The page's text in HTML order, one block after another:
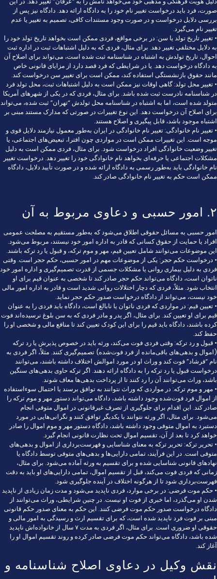
صورت، فرد باید درخواست تغییر نام خود را به دادگاه ارائه دهد. دادگاه نیز پس از
بررسی دلایل درخواست و در صورت وجود مستندات کافی، تصمیم به تغییر یا عدم
تغییر نام می‌گیرد.
• تغییر تاریخ تولد یا سن: در برخی مواقع، فردی ممکن است بخواهد تاریخ تولد خود را
به دلایل مختلفی تغییر دهد. برای مثال، فردی که به دلیل اشتباهات ثبت در اداره ثبت
احوال، تاریخ تولدش به اشتباه در شناسنامه ثبت شده است، می‌تواند برای اصلاح آن
به دادگاه درخواست دهد. یا در شرایطی که فرد قصد دارد از مزایای قانونی خاص
مانند حقوق بازنشستگی استفاده کند، ممکن است برای تغییر سن درخواست کند.
• تغییر محل تولد: گاهی اوقات نیز ممکن است به دلیل اشتباهات ثبت، محل تولد فرد
در شناسنامه نادرست ثبت شده باشد. برای مثال، فردی که در یکی از شهرهای آمریکا
متولد شده است، اما به اشتباه در شناسنامه محل تولدش “تهران” ثبت شده، می‌تواند
برای اصلاح آن درخواست دهد. این نوع تغییرات در صورتی که مدارک مستند مبنی بر
اشتباه موجود باشد، قابل پیگیری و اصلاح هستند.
• تغییر نام خانوادگی: تغییر نام خانوادگی در ایران به‌طور معمول نیازمند دلایل قوی و
موجه است. این تغییرات ممکن است در مواردی چون افترا، تبعیض‌های اجتماعی، یا
تغییر وضعیت خانوادگی افراد درخواست شود. برای مثال، فردی ممکن است به دلیل
مشکلات اجتماعی یا حرفه‌ای بخواهد نام خانوادگی خود را تغییر دهد. درخواست تغییر
نام خانوادگی باید به‌طور رسمی به دادگاه ارائه شده و در صورت تأیید دلایل، دادگاه
ممکن است حکم به تغییر نام خانوادگی صادر کند.
۲. امور حسبی و دعاوی مربوط به آن
امور حسبی به مسائل حقوقی اطلاق می‌شود که به‌طور مستقیم به مصلحت عمومی
افراد یا حمایت از حقوق کسانی که قادر به اداره امور خود نیستند، مربوط می‌شود.
این موضوعات می‌توانند شامل تعیین قیم، مهر و موم ترکه، و قبول یا رد ترکه باشند.
• درخواست حکم حجر: یکی از موضوعات مهم در امور حسبی، حکم حجر است. وقتی
فردی به دلیل بیماری روانی یا مشکلات جسمی از قدرت تصمیم‌گیری و اداره امور خود
ناتوان است، دادگاه می‌تواند حکم حجر صادر کند تا شخصی به عنوان قیم برای او
انتخاب شود. مثلاً، فردی که دچار اختلالات روانی شدید است و قادر به اداره امور مالی
خود نیست، می‌تواند از دادگاه درخواست صدور حکم حجر نماید.
• تعیین قیم: در مواردی که فردی ناتوان یا نابالغ است، دادگاه باید فردی را به عنوان
قیم برای او تعیین کند. برای مثال، اگر پدر و مادر فردی که به سن بلوغ نرسیده‌اند فوت
کرده باشند، دادگاه باید قیم را برای این کودک تعیین کند تا منافع مالی و شخصی او را
حفظ کند.
• قبول و رد ترکه: وقتی فردی فوت می‌کند، ورثه باید در خصوص پذیرش یا رد ترکه
(اموال و بدهی‌های باقی‌مانده از فرد فوت‌شده) تصمیم‌گیری کنند. مثلاً، اگر فردی به
نام “فرشاد” فوت کند و وراث او در مورد اموالش اختلاف داشته باشند، می‌توانند
درخواست قبول یا رد ترکه را به دادگاه ارائه دهند. اگر ترکه حاوی بدهی‌های سنگین
باشد، وراث می‌توانند آن را رد کنند تا از پرداخت بدهی‌ها معاف شوند.
• مهر و موم ترکه: در مواردی که وراث نتوانند به توافق برسند یا احتمال سوءاستفاده
از اموال فرد فوت‌شده وجود داشته باشد، دادگاه می‌تواند دستور مهر و موم ترکه را
صادر کند. این اقدام برای جلوگیری از تصرف غیرقانونی در اموال متوفی انجام
می‌شود. برای مثال، اگر ورثه نتوانند با یکدیگر توافق کنند و نگرانی‌هایی در مورد
دستبرد به اموال متوفی وجود داشته باشد، دادگاه دستور مهر و موم اموال را صادر
خواهد کرد تا بعد از آن، تقسیم اموال تحت نظارت قانونی انجام گیرد.
• تحریر ترکه: تحریر ترکه به معنای شناسایی و فهرست‌برداری از اموال و بدهی‌های
متوفی است. در این فرآیند، تمامی دارایی‌ها و بدهی‌های متوفی توسط دادگاه یا
نهادهای قانونی شناسایی شده و برای تقسیم به ورثه آماده می‌شود. برای مثال،
زمانی که فردی فوت می‌کند، قبل از تقسیم اموال، تمامی دارایی‌های او باید به دقت
فهرست‌برداری شود تا از هرگونه اختلاف در آینده جلوگیری شود.
• حکم موت فرضی: در برخی موارد، فردی ناپدید می‌شود و مدت زمان زیادی از ناپدید
شدن او می‌گذرد، اما خبری از فوت او نیست. در چنین شرایطی، وراث می‌توانند از
دادگاه درخواست صدور حکم موت فرضی کنند. این حکم به معنای صدور حکم قانونی
مبنی بر فوت فرد ناپدید شده است، که برای تقسیم ارث و رسیدگی به امور مالی و
حقوقی او ضروری است. برای مثال، اگر فردی به مدت ۷ سال از خانواده‌اش ناپدید
شده باشد، دادگاه می‌تواند حکم موت فرضی صادر کرده و روند تقسیم اموال او را
آغاز کند.
نقش وکیل در دعاوی اصلاح شناسنامه و